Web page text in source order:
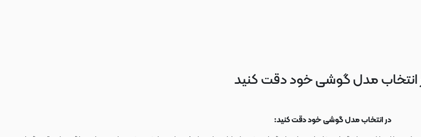
انتخاب مدل گوشی خود دقت کنید
در انتخاب مدل گوشی خود دقت کنید: